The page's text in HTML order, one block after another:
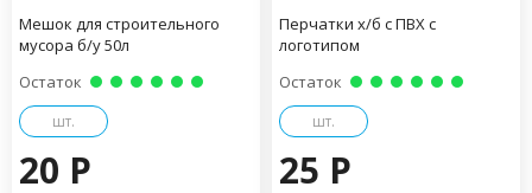
Мешок для строительного
мусора б/у 50л
Остаток
шт.
20 P
Перчатки х/б с ПВХ с
логотипом
Остаток
шт.
25 P